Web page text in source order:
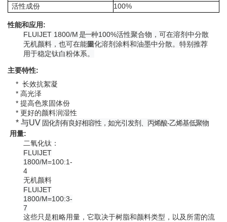
活性成份
100%
性能和应用:
FLUIJET 1800/M是一种100%活性聚合物，可在溶剂中分散
无机颜料，也可在能固化溶剂涂料和油墨中分散。特别推荐
用于稳定钛白粉体系。
主要特性:
* 长效抗絮凝
* 高光泽
* 提高色浆固体份
* 更好的颜料润湿性
* 与UV 固化剂有良好相容性，如光引发剂、丙烯酸-乙烯基低聚物
用量:
二氧化钛：
FLUIJET
1800/M=100:1-
4
无机颜料
FLUIJET
1800/M=100:3-
7
这些只是粗略用量，它取决于树脂和颜料类型，以及所需的流